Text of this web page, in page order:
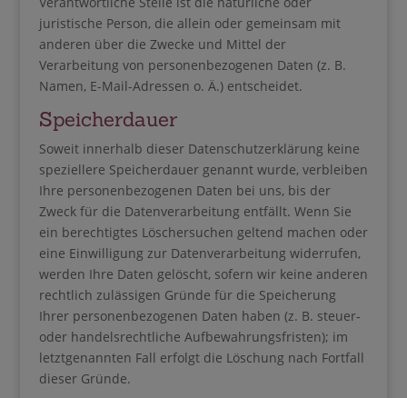
juristische Person, die allein oder gemeinsam mit
anderen über die Zwecke und Mittel der
Verarbeitung von personenbezogenen Daten (z. B.
Namen, E-Mail-Adressen o. Ä.) entscheidet.
Speicherdauer
Soweit innerhalb dieser Datenschutzerklärung keine
speziellere Speicherdauer genannt wurde, verbleiben
Ihre personenbezogenen Daten bei uns, bis der
Zweck für die Datenverarbeitung entfällt. Wenn Sie
ein berechtigtes Löschersuchen geltend machen oder
eine Einwilligung zur Datenverarbeitung widerrufen,
werden Ihre Daten gelöscht, sofern wir keine anderen
rechtlich zulässigen Gründe für die Speicherung
Ihrer personenbezogenen Daten haben (z. B. steuer-
oder handelsrechtliche Aufbewahrungsfristen); im
letztgenannten Fall erfolgt die Löschung nach Fortfall
dieser Gründe.